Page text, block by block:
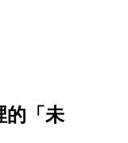
的「未